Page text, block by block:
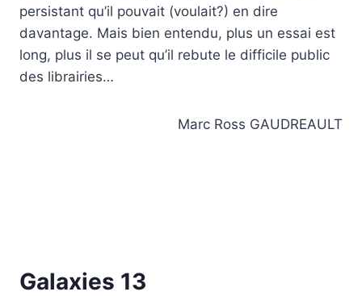
persistant qu’il pouvait (voulait?) en dire
davantage. Mais bien entendu, plus un essai est
long, plus il se peut qu’il rebute le difficile public
des librairies…
Marc Ross GAUDREAULT
Galaxies 13